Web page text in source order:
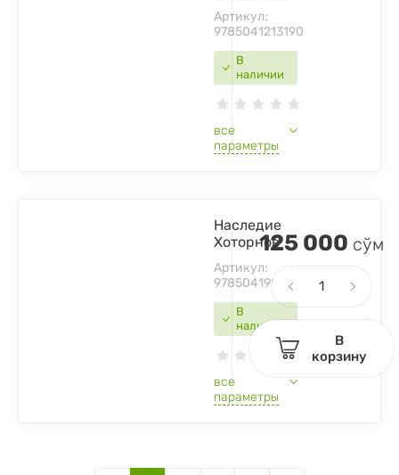
В
наличии
Артикул:
9785041213190
все
параметры
В
наличии
Наследие
Хоторнов
Артикул:
9785041909048
все
параметры
125 000 сўм
В
корзину